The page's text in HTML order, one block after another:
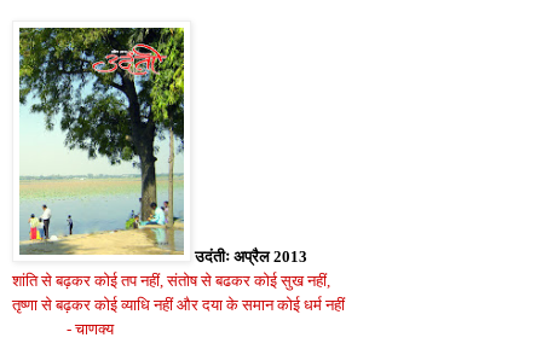
उदंतीः अप्रैल 2013
शांति से बढ़कर कोई तप नहीं, संतोष से बढकर कोई सुख नहीं,
तृष्णा से बढ़कर कोई व्याधि नहीं और दया के समान कोई धर्म नहीं
- चाणक्य